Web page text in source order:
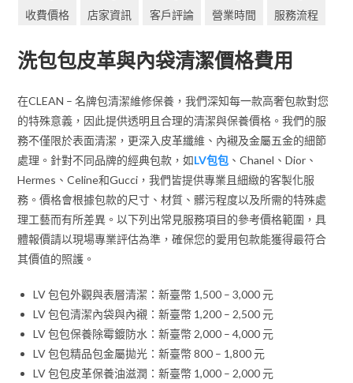
收費價格 店家資訊 客戶評論 營業時間 服務流程
洗包包皮革與內袋清潔價格費用
在CLEAN – 名牌包清潔維修保養，我們深知每一款高奢包款對您
的特殊意義，因此提供透明且合理的清潔與保養價格。我們的服
務不僅限於表面清潔，更深入皮革纖維、內襯及金屬五金的細節
處理。針對不同品牌的經典包款，如LV包包 、Chanel、Dior、
Hermes、Celine和Gucci，我們皆提供專業且細緻的客製化服
務。價格會根據包款的尺寸、材質、髒污程度以及所需的特殊處
理工藝而有所差異。以下列出常見服務項目的參考價格範圍，具
體報價請以現場專業評估為準，確保您的愛用包款能獲得最符合
其價值的照護。
LV 包包外觀與表層清潔：新臺幣 1,500 – 3,000 元
LV 包包清潔內袋與內襯：新臺幣 1,200 – 2,500 元
LV 包包保養除霉鍍防水：新臺幣 2,000 – 4,000 元
LV 包包精品包金屬拋光：新臺幣 800 – 1,800 元
LV 包包皮革保養油滋潤：新臺幣 1,000 – 2,000 元